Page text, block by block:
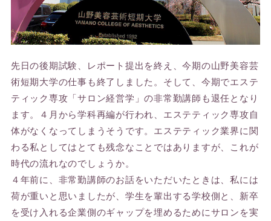
先日の後期試験、レポート提出を終え、今期の山野美容芸
術短期大学の仕事も終了しました。そして、今期でエステ
ティック専攻「サロン経営学」の非常勤講師も退任となり
ます。４月から学科再編が行われ、エステティック専攻自
体がなくなってしまうそうです。エステティック業界に関
わる私としてはとても残念なことではありますが、これが
時代の流れなのでしょうか。
４年前に、非常勤講師のお話をいただいたときは、私には
荷が重いと思いましたが、学生を輩出する学校側と、新卒
を受け入れる企業側のギャップを埋めるためにサロンを実